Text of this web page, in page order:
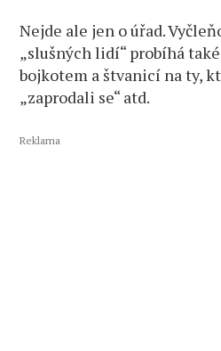
Nejde ale jen o úřad.
„slušných lidí“ probíhá
bojkotem a štvanicí na ty,
„zaprodali se“ atd.
Reklama